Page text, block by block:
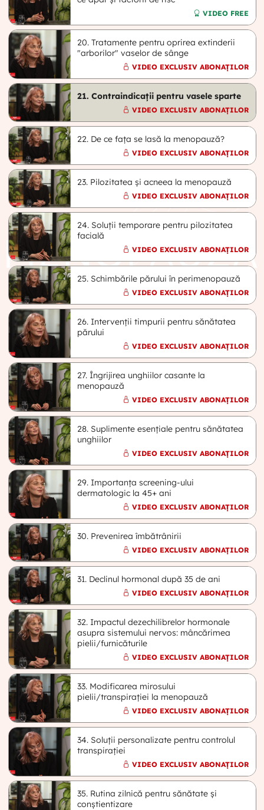
VIDEO FREE
20. Tratamente pentru oprirea extinderii
"arborilor" vaselor de sânge
VIDEO EXCLUSIV ABONAȚILOR
21. Contraindicații pentru vasele sparte
VIDEO EXCLUSIV ABONAȚILOR
22. De ce fața se lasă la menopauză?
VIDEO EXCLUSIV ABONAȚILOR
23. Pilozitatea și acneea la menopauză
VIDEO EXCLUSIV ABONAȚILOR
24. Soluții temporare pentru pilozitatea
facială
VIDEO EXCLUSIV ABONAȚILOR
25. Schimbările părului în perimenopauză
VIDEO EXCLUSIV ABONAȚILOR
26. Intervenții timpurii pentru sănătatea
părului
VIDEO EXCLUSIV ABONAȚILOR
27. Îngrijirea unghiilor casante la
menopauză
VIDEO EXCLUSIV ABONAȚILOR
28. Suplimente esențiale pentru sănătatea
unghiilor
VIDEO EXCLUSIV ABONAȚILOR
29. Importanța screening-ului
dermatologic la 45+ ani
VIDEO EXCLUSIV ABONAȚILOR
30. Prevenirea îmbătrânirii
VIDEO EXCLUSIV ABONAȚILOR
31. Declinul hormonal după 35 de ani
VIDEO EXCLUSIV ABONAȚILOR
32. Impactul dezechilibrelor hormonale
asupra sistemului nervos: mâncărimea
pielii/furnicăturile
VIDEO EXCLUSIV ABONAȚILOR
33. Modificarea mirosului
pielii/transpirației la menopauză
VIDEO EXCLUSIV ABONAȚILOR
34. Soluții personalizate pentru controlul
transpirației
VIDEO EXCLUSIV ABONAȚILOR
35. Rutina zilnică pentru sănătate și
conștientizare